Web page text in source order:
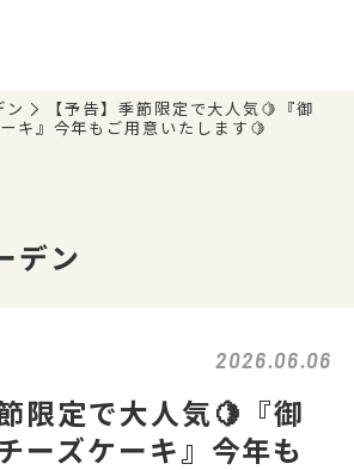
ン
【予告】季節限定で大人気🍋『御
キ』今年もご用意いたします🍋
デン
2026.06.06
限定で大人気🍋『御
ーズケーキ』今年も